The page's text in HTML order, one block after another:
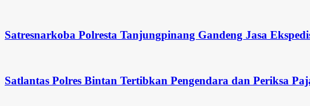
Satresnarkoba Polresta Tanjungpinang Gandeng Jasa
Satlantas Polres Bintan Tertibkan Pengendara dan Periksa